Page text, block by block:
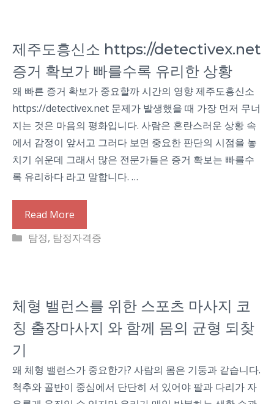
제주도흥신소 https://detectivex.net
증거 확보가 빠를수록 유리한 상황
왜 빠른 증거 확보가 중요할까 시간의 영향 제주도흥신소
https://detectivex.net 문제가 발생했을 때 가장 먼저 무너
지는 것은 마음의 평화입니다. 사람은 혼란스러운 상황 속
에서 감정이 앞서고 그러다 보면 중요한 판단의 시점을 놓
치기 쉬운데 그래서 많은 전문가들은 증거 확보는 빠를수
록 유리하다 라고 말합니다. …
Read More
Categories
탐정, 탐정자격증
체형 밸런스를 위한 스포츠 마사지 코
칭 출장마사지 와 함께 몸의 균형 되찾
기
왜 체형 밸런스가 중요한가? 사람의 몸은 기둥과 같습니다.
척추와 골반이 중심에서 단단히 서 있어야 팔과 다리가 자